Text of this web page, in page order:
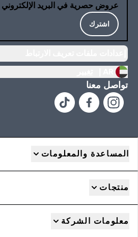
عروض حصرية في البريد الإلكتروني
اشترك
تواصل معنا
المساعدة والمعلومات
منتجات
معلومات الشركة